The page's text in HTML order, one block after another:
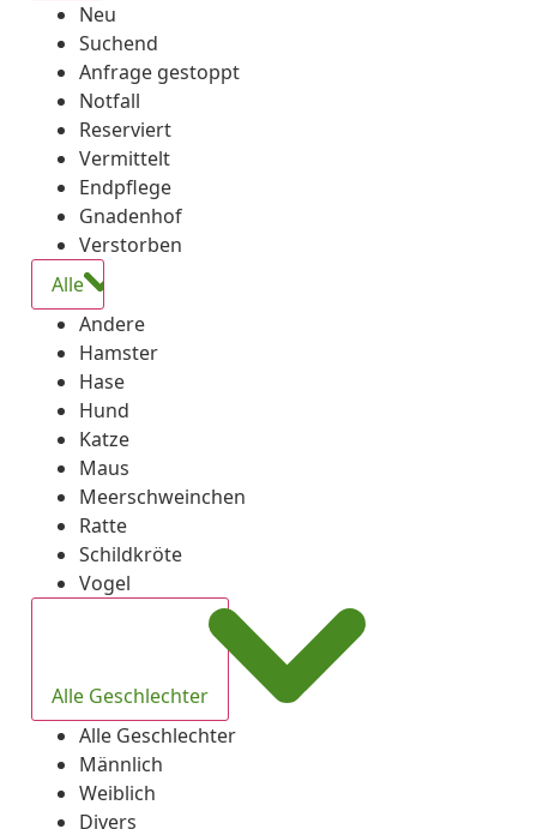
Neu
Suchend
Anfrage gestoppt
Notfall
Reserviert
Vermittelt
Endpflege
Gnadenhof
Verstorben
Alle
Andere
Hamster
Hase
Hund
Katze
Maus
Meerschweinchen
Ratte
Schildkröte
Vogel
Alle Geschlechter
Alle Geschlechter
Männlich
Weiblich
Divers